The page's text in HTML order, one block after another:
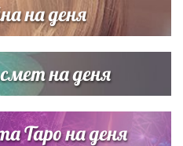
на деня
на деня
Таро на деня